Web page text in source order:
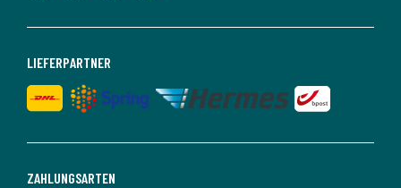
ZAHLUNGSARTEN
LIEFERPARTNER